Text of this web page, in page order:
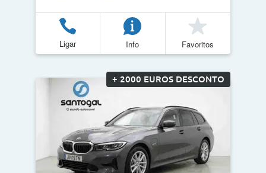
Ligar Info Favoritos
+ 2000 EUROS DESCONTO